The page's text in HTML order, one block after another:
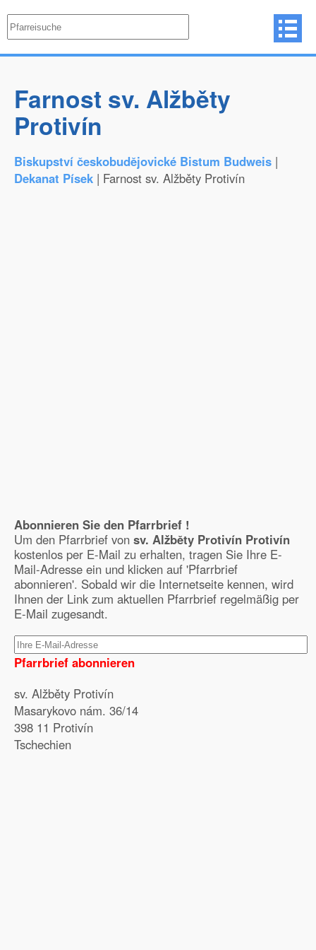
Farnost sv. Alžběty
Protivín
Biskupství českobudějovické Bistum Budweis |
Dekanat Písek | Farnost sv. Alžběty Protivín
Abonnieren Sie den Pfarrbrief !
Um den Pfarrbrief von sv. Alžběty Protivín Protivín
kostenlos per E-Mail zu erhalten, tragen Sie Ihre E-
Mail-Adresse ein und klicken auf 'Pfarrbrief
abonnieren'. Sobald wir die Internetseite kennen, wird
Ihnen der Link zum aktuellen Pfarrbrief regelmäßig per
E-Mail zugesandt.
Pfarrbrief abonnieren
sv. Alžběty Protivín
Masarykovo nám. 36/14
398 11 Protivín
Tschechien